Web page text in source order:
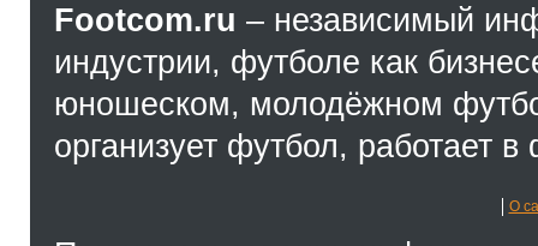
Footcom.ru – независимый
индустрии, футболе как
юношеском, молодёжном
организует футбол, работает
О